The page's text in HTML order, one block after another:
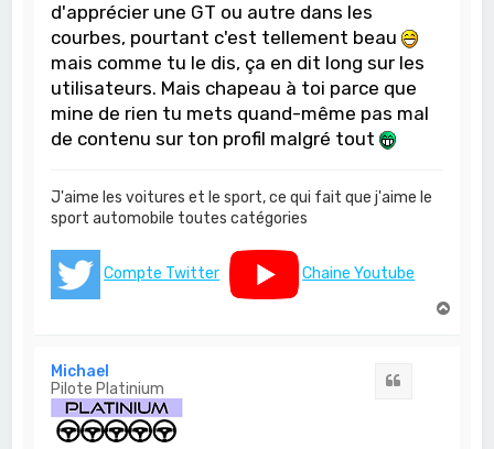
d'apprécier une GT ou autre dans les
courbes, pourtant c'est tellement beau
mais comme tu le dis, ça en dit long sur les
utilisateurs. Mais chapeau à toi parce que
mine de rien tu mets quand-même pas mal
de contenu sur ton profil malgré tout
J'aime les voitures et le sport, ce qui fait que j'aime le
sport automobile toutes catégories
Compte Twitter
Chaine Youtube
Michael
Pilote Platinium